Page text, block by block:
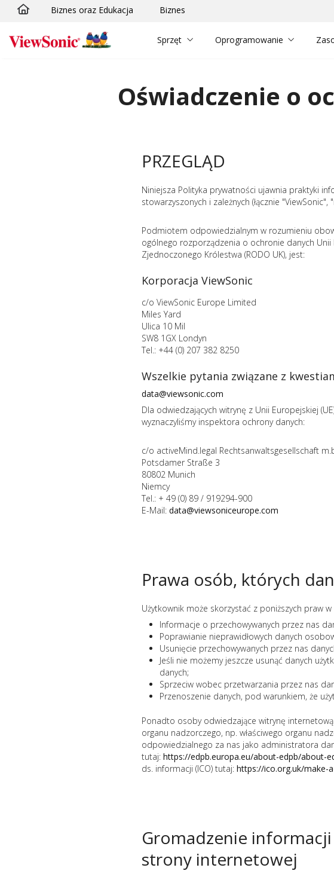
Skip to main content
Biznes oraz Edukacja Biznes
Sprzęt Oprogramowanie
Oświadczenie o
PRZEGLĄD
Niniejsza Polityka prywatności ujawnia praktyki
stowarzyszonych i zależnych (łącznie
Podmiotem odpowiedzialnym w rozumieniu
ogólnego rozporządzenia o ochronie danych
Zjednoczonego Królestwa (RODO UK), jest:
Korporacja ViewSonic
c/o ViewSonic Europe Limited
Miles Yard
Ulica 10 Mil
SW8 1GX Londyn
Tel.: +44 (0) 207 382 8250
Wszelkie pytania związane z
data@viewsonic.com
Dla odwiedzających witrynę z Unii Europejskiej
wyznaczyliśmy inspektora ochrony danych:
c/o activeMind.legal Rechtsanwaltsgesellschaft
Potsdamer Straße 3
80802 Munich
Niemcy
Tel.: + 49 (0) 89 / 919294-900
E-Mail: data@viewsoniceurope.com
Prawa osób, których
Użytkownik może skorzystać z poniższych praw
Informacje o przechowywanych przez nas
Poprawianie nieprawidłowych danych
Usunięcie przechowywanych przez nas
Jeśli nie możemy jeszcze usunąć danych
danych;
Sprzeciw wobec przetwarzania przez nas
Przenoszenie danych, pod warunkiem, że
Ponadto osoby odwiedzające witrynę
organu nadzorczego, np. właściwego organu
odpowiedzialnego za nas jako administratora
tutaj: https://edpb.europa.eu/about-edpb/about-
ds. informacji (ICO) tutaj: https://ico.org.uk/make-
Gromadzenie
strony internetowej